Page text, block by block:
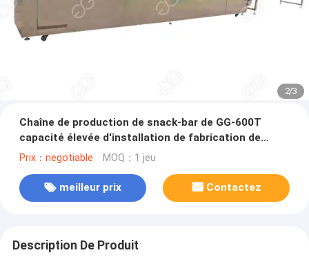
2/3
Chaîne de production de snack-bar de GG-600T
capacité élevée d'installation de fabrication de
céréale de granola
Prix：negotiable MOQ：1 jeu
meilleur prix Contactez
Description De Produit